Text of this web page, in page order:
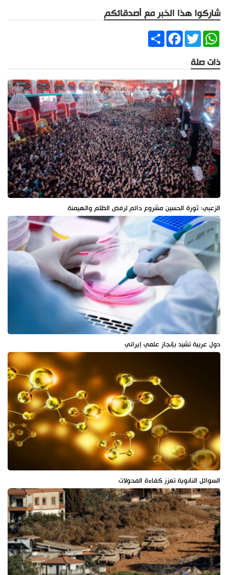
شاركوا هذا الخبر مع أصدقائكم
ShareFacebookTwitter
WhatsApp
ذات صلة
الزعبي: ثورة الحسين مشروع دائم لرفض الظلم والهيمنة
دول عربية تشيد بإنجاز علمي إيراني
السوائل النانوية تعزز كفاءة المحولات